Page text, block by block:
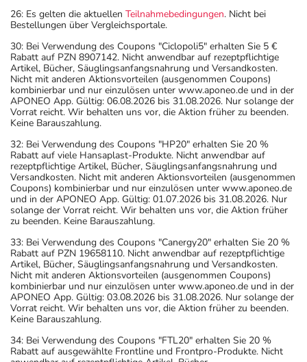
26: Es gelten die aktuellen Teilnahmebedingungen. Nicht bei
Bestellungen über Vergleichsportale.
30: Bei Verwendung des Coupons "Ciclopoli5" erhalten Sie 5 €
Rabatt auf PZN 8907142. Nicht anwendbar auf rezeptpflichtige
Artikel, Bücher, Säuglingsanfangsnahrung und Versandkosten.
Nicht mit anderen Aktionsvorteilen (ausgenommen Coupons)
kombinierbar und nur einzulösen unter www.aponeo.de und in der
APONEO App. Gültig: 06.08.2026 bis 31.08.2026. Nur solange der
Vorrat reicht. Wir behalten uns vor, die Aktion früher zu beenden.
Keine Barauszahlung.
32: Bei Verwendung des Coupons "HP20" erhalten Sie 20 %
Rabatt auf viele Hansaplast-Produkte. Nicht anwendbar auf
rezeptpflichtige Artikel, Bücher, Säuglingsanfangsnahrung und
Versandkosten. Nicht mit anderen Aktionsvorteilen (ausgenommen
Coupons) kombinierbar und nur einzulösen unter www.aponeo.de
und in der APONEO App. Gültig: 01.07.2026 bis 31.08.2026. Nur
solange der Vorrat reicht. Wir behalten uns vor, die Aktion früher
zu beenden. Keine Barauszahlung.
33: Bei Verwendung des Coupons "Canergy20" erhalten Sie 20 %
Rabatt auf PZN 19658110. Nicht anwendbar auf rezeptpflichtige
Artikel, Bücher, Säuglingsanfangsnahrung und Versandkosten.
Nicht mit anderen Aktionsvorteilen (ausgenommen Coupons)
kombinierbar und nur einzulösen unter www.aponeo.de und in der
APONEO App. Gültig: 03.08.2026 bis 31.08.2026. Nur solange der
Vorrat reicht. Wir behalten uns vor, die Aktion früher zu beenden.
Keine Barauszahlung.
34: Bei Verwendung des Coupons "FTL20" erhalten Sie 20 %
Rabatt auf ausgewählte Frontline und Frontpro-Produkte. Nicht